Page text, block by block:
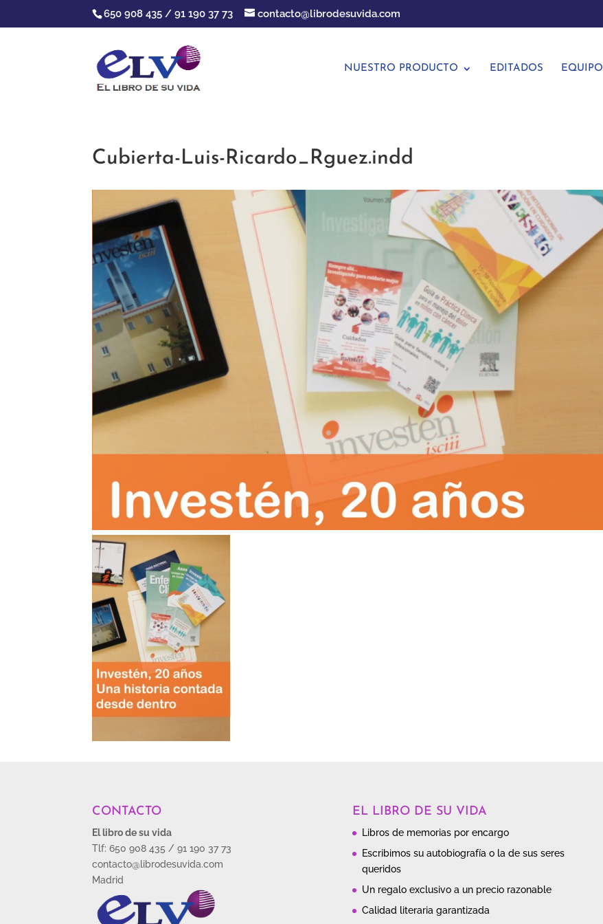
650 908 435 / 91 190 37 73 contacto@librodesuvida.com
NUESTRO PRODUCTO EDITADOS EQUIPO
Cubierta-Luis-Ricardo_Rguez.indd
CONTACTO
El libro de su vida
Tlf: 650 908 435 / 91 190 37 73
contacto@librodesuvida.com
Madrid
EL LIBRO DE SU VIDA
Libros de memorias por encargo
Escribimos su autobiografía o la de sus seres
queridos
Un regalo exclusivo a un precio razonable
Calidad literaria garantizada